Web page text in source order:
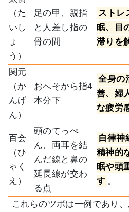
（た
いし
ょ
う）
足の甲、親指
と人差し指の
骨の間
ストレ
眠、目
滞りを
関元
（か
んげ
ん）
おへそから指4
本分下
全身の
善、婦
な疲労
百会
（ひ
ゃく
え）
頭のてっぺ
ん、両耳を結
んだ線と鼻の
延長線が交わ
る点
自律神
精神的
眠や頭
す 。
これらのツボは一例であり